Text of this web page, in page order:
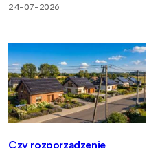
24-07-2026
Czy rozporządzenie